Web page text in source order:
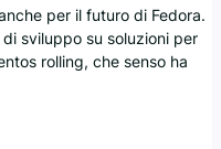
per il futuro di Fedora.
sviluppo su soluzioni per
rolling, che senso ha